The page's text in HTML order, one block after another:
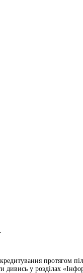
протягом
у розділах